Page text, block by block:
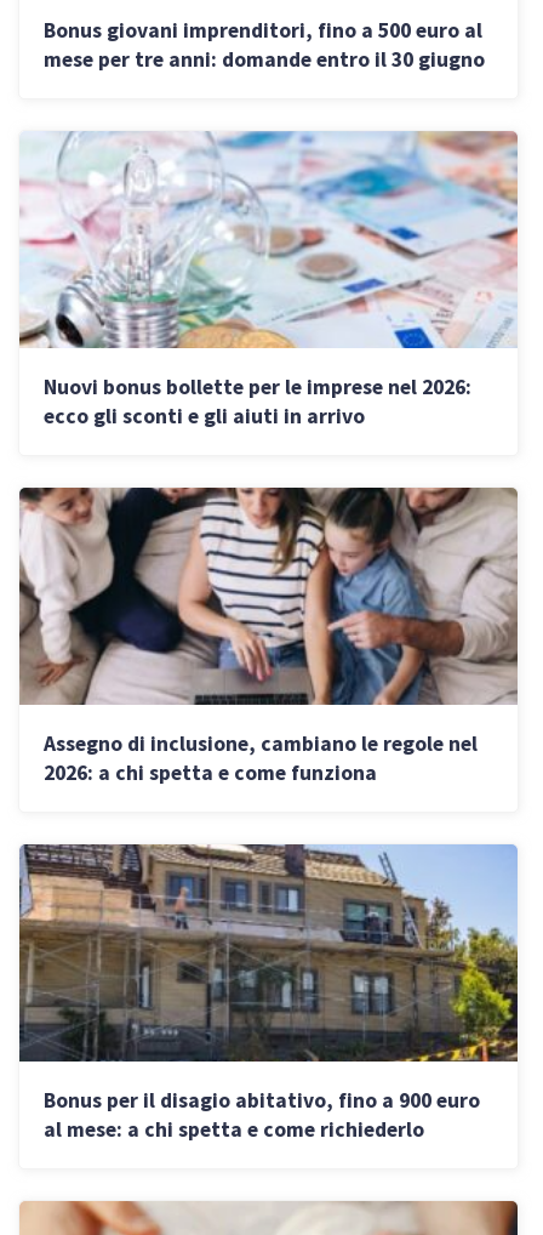
Bonus giovani imprenditori, fino a 500 euro al
mese per tre anni: domande entro il 30 giugno
Nuovi bonus bollette per le imprese nel 2026:
ecco gli sconti e gli aiuti in arrivo
Assegno di inclusione, cambiano le regole nel
2026: a chi spetta e come funziona
Bonus per il disagio abitativo, fino a 900 euro
al mese: a chi spetta e come richiederlo